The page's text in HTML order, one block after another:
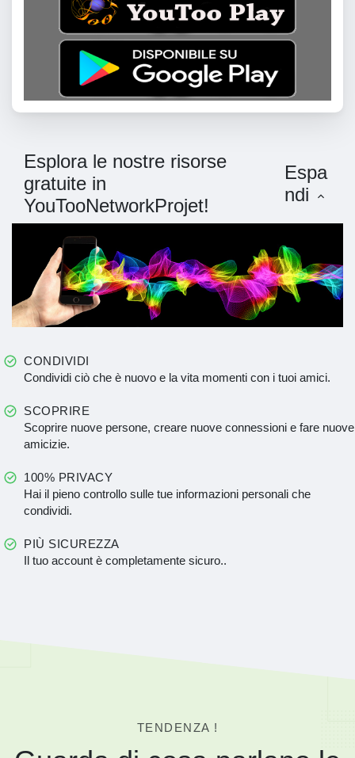
Esplora le nostre risorse
gratuite in
YouTooNetworkProjet!
Espa
ndi
CONDIVIDI
Condividi ciò che è nuovo e la vita momenti con i tuoi amici.
SCOPRIRE
Scoprire nuove persone, creare nuove connessioni e fare nuove
amicizie.
100% PRIVACY
Hai il pieno controllo sulle tue informazioni personali che
condividi.
PIÙ SICUREZZA
Il tuo account è completamente sicuro..
TENDENZA !